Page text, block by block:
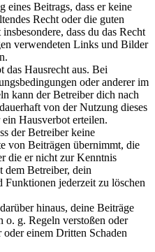
eines Beitrags, dass er keine
Recht oder die guten
dass du das Recht
verwendeten Links und Bilder
das Hausrecht aus. Bei
oder anderer im
kann der Betreiber dich nach
von der Nutzung dieses
Hausverbot erteilen.
der Betreiber keine
von Beiträgen übernimmt, die
die er nicht zur Kenntnis
dem Betreiber, dein
jederzeit zu löschen
hinaus, deine Beiträge
o. g. Regeln verstoßen oder
einem Dritten Schaden